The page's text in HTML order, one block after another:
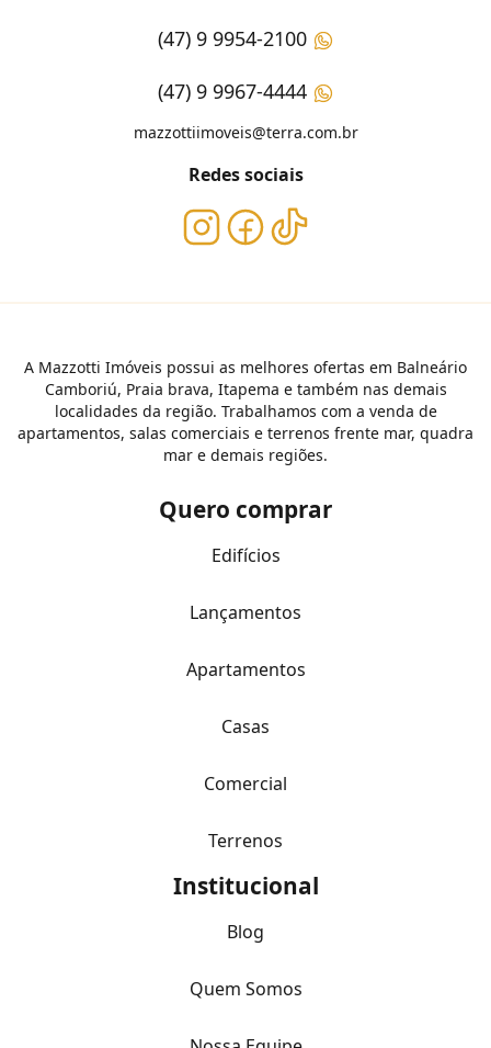
(47) 9 9954-2100
(47) 9 9967-4444
mazzottiimoveis@terra.com.br
Redes sociais
A Mazzotti Imóveis possui as melhores ofertas em Balneário
Camboriú, Praia brava, Itapema e também nas demais
localidades da região. Trabalhamos com a venda de
apartamentos, salas comerciais e terrenos frente mar, quadra
mar e demais regiões.
Quero comprar
Edifícios
Lançamentos
Apartamentos
Casas
Comercial
Terrenos
Institucional
Blog
Quem Somos